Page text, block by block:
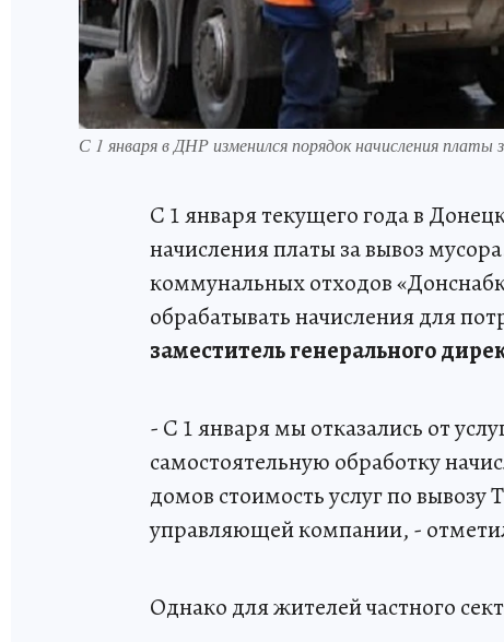
С 1 января в ДНР изменился порядок начисления
С 1 января текущего года в
начисления платы за вывоз
коммунальных отходов
обрабатывать начисления для
заместитель генерального
- С 1 января мы отказались от
самостоятельную обработку
домов стоимость услуг по вывозу
управляющей компании, -
Однако для жителей частного